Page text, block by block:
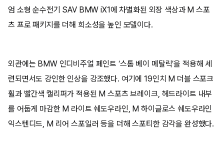
엄 소형 순수전기 SAV BMW iX1에 차별화된 외장 색상과 M 스포
츠 프로 패키지를 더해 희소성을 높인 모델이다.
외관에는 BMW 인디비주얼 페인트 ‘스톰 베이 메탈릭’을 적용해 세
련되면서도 강인한 인상을 강조했다. 여기에 19인치 M 더블 스포크
휠과 빨간색 캘리퍼가 적용된 M 스포츠 브레이크, 헤드라이트 내부
를 어둡게 마감한 M 라이트 쉐도우라인, M 하이글로스 쉐도우라인
익스텐디드, M 리어 스포일러 등을 더해 스포티한 감각을 완성했다.